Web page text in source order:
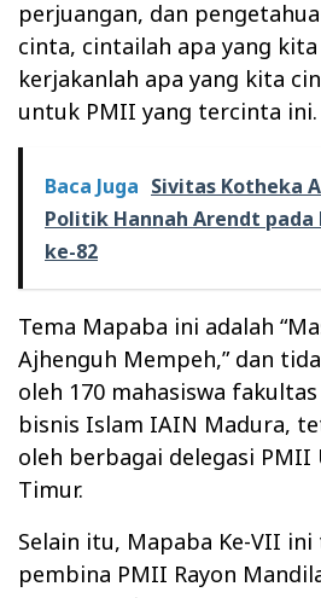
perjuangan, dan
cinta, cintailah apa yang
kerjakanlah apa yang kita
untuk PMII yang tercinta ini.
Baca Juga Sivitas Kotheka
Politik Hannah Arendt pada
ke-82
Tema Mapaba ini adalah
Ajhenguh Mempeh,” dan
oleh 170 mahasiswa
bisnis Islam IAIN Madura,
oleh berbagai delegasi PMII
Timur.
Selain itu, Mapaba Ke-VII
pembina PMII Rayon